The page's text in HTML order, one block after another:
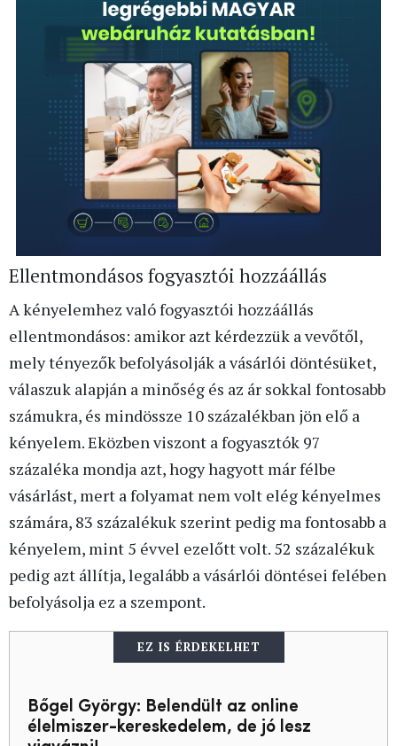
Ellentmondásos fogyasztói hozzáállás
A kényelemhez való fogyasztói hozzáállás
ellentmondásos: amikor azt kérdezzük a vevőtől,
mely tényezők befolyásolják a vásárlói döntésüket,
válaszuk alapján a minőség és az ár sokkal fontosabb
számukra, és mindössze 10 százalékban jön elő a
kényelem. Eközben viszont a fogyasztók 97
százaléka mondja azt, hogy hagyott már félbe
vásárlást, mert a folyamat nem volt elég kényelmes
számára, 83 százalékuk szerint pedig ma fontosabb a
kényelem, mint 5 évvel ezelőtt volt. 52 százalékuk
pedig azt állítja, legalább a vásárlói döntései felében
befolyásolja ez a szempont.
EZ IS ÉRDEKELHET
Bőgel György: Belendült az online
élelmiszer-kereskedelem, de jó lesz